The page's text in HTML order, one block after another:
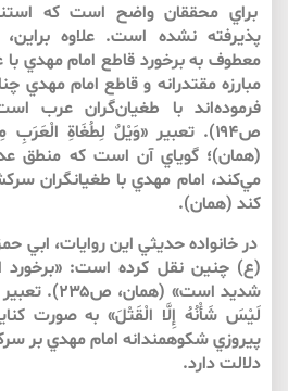
براي محققان واضح است كه
پذيرفته نشده است. علاوه
معطوف به برخورد قاطع امام مهدي
مبارزه مقتدرانه و قاطع امام مهدي
ص۱۹۴). تعبير «وَيْلٌ لِطُغَاةِ
(همان)؛ گوياي آن است كه منطق
مي‌كند، امام مهدي با طغيانگران
كند (همان).
در خانواده حديثي اين روايات، ابي
(ع) چنين نقل كرده است: «برخورد
شديد است»
لَيْسَ شَأْنُهُ إِلَّا الْقَتْلَ» به صورت
پيروزي شكوهمندانه امام مهدي بر
دلالت دارد.